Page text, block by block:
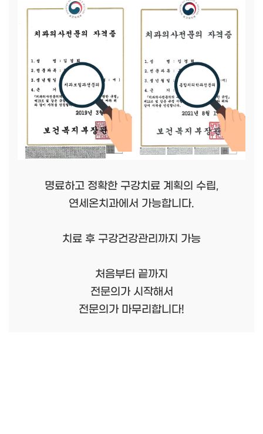
명료하고 정확한 구강치료 계획의 수립,
연세온치과에서 가능합니다.
치료 후 구강건강관리까지 가능
처음부터 끝까지
전문의가 시작해서
전문의가 마무리합니다!